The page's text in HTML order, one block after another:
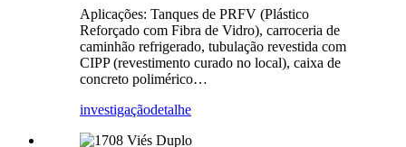
Aplicações: Tanques de PRFV (Plástico
Reforçado com Fibra de Vidro), carroceria de
caminhão refrigerado, tubulação revestida com
CIPP (revestimento curado no local), caixa de
concreto polimérico…
investigaçãodetalhe